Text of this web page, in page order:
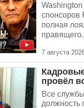
спонсоров
полная
7 августа
провёл
Все
должность